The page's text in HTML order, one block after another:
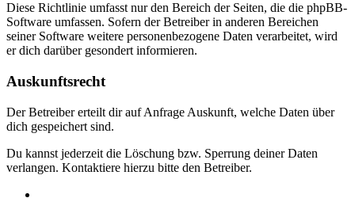
Diese Richtlinie umfasst nur den Bereich der Seiten, die die phpBB-
Software umfassen. Sofern der Betreiber in anderen Bereichen
seiner Software weitere personenbezogene Daten verarbeitet, wird
er dich darüber gesondert informieren.
Auskunftsrecht
Der Betreiber erteilt dir auf Anfrage Auskunft, welche Daten über
dich gespeichert sind.
Du kannst jederzeit die Löschung bzw. Sperrung deiner Daten
verlangen. Kontaktiere hierzu bitte den Betreiber.